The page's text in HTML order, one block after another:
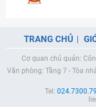
TRANG CHỦ
Cơ quan chủ quản:
Văn phòng: Tầng 7 - Tòa
Tel: